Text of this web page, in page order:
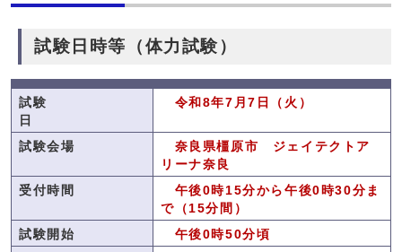
試験日時等（体力試験）
試験
日
令和8年7月7日（火）
試験会場
奈良県橿原市 ジェイテクトア
リーナ奈良
受付時間
午後0時15分から午後0 時30分ま
で（15分間）
試験開始
午後0時50分頃